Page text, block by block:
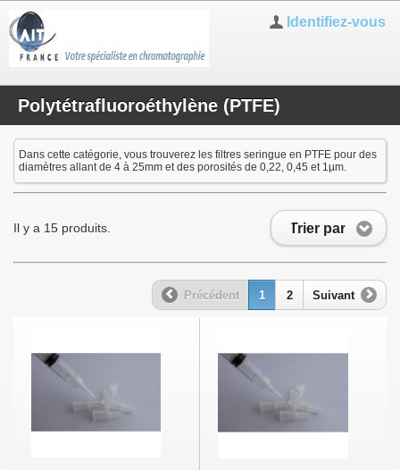
Identifiez-vous
Polytétrafluoroéthylène (PTFE)
Dans cette catégorie, vous trouverez les filtres seringue en PTFE pour des
diamètres allant de 4 à 25mm et des porosités de 0,22, 0,45 et 1µm.
Trier par
Il y a 15 produits.
Précédent 1 2 Suivant